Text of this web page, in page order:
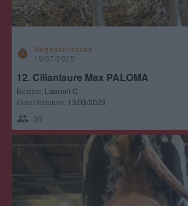
timer
Abgeschlossen
19/07/2025
12. Cilianlaure Max PALOMA
Besitze: Laurent C
Geburtsdatum: 13/03/2023
30